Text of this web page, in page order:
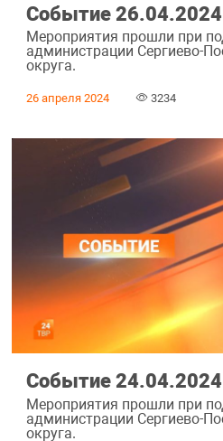
Событие 26.04.2024
Мероприятия прошли при
администрации Сергиево-
округа.
26 апреля 2024 3234
Событие 24.04.2024
Мероприятия прошли при
администрации Сергиево-
округа.